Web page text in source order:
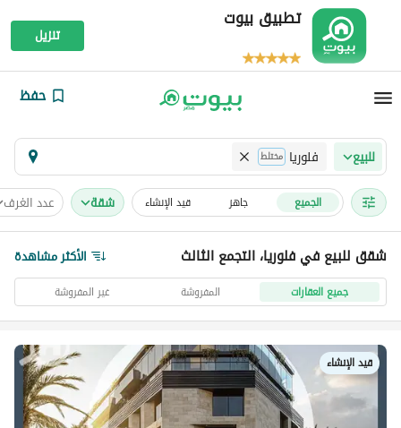
تطبيق بيوت
تنزيل
حفظ
للبيع فلوريا مختلط
الجميع جاهز قيد الإنشاء شقة عدد الغرف
شقق للبيع في فلوريا، التجمع الثالث الأكثر مشاهدة
جميع العقارات المفروشة غير المفروشة
قيد الإنشاء